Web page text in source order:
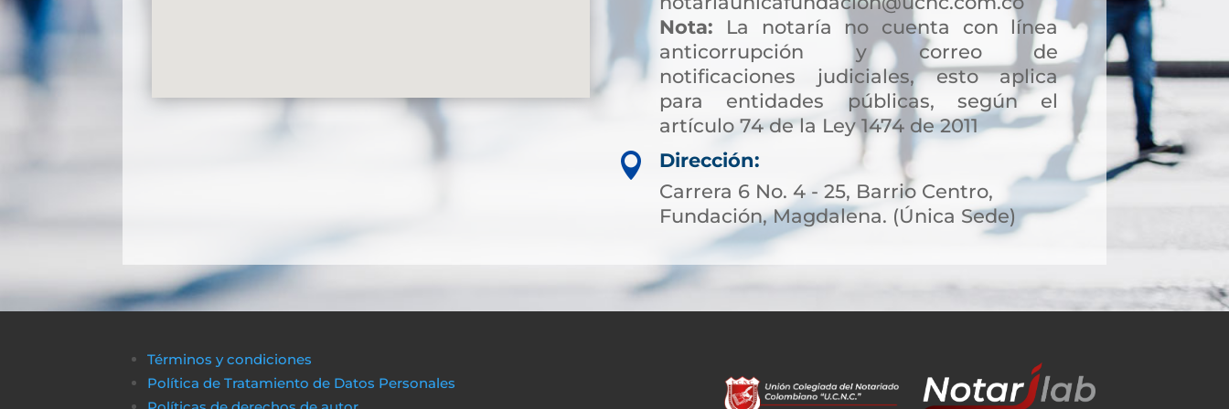
Nota: La notaría no cuenta con línea
anticorrupción y correo de
notificaciones judiciales, esto aplica
para entidades públicas, según el
artículo 74 de la Ley 1474 de 2011

Dirección:
Carrera 6 No. 4 - 25, Barrio Centro,
Fundación, Magdalena. (Única Sede)
Términos y condiciones
Política de Tratamiento de Datos Personales